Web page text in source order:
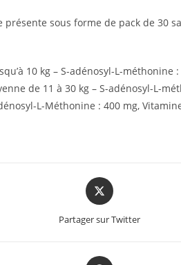
présente sous forme de pack de 30
10 kg – S-adénosyl-L-
de 11 à 30 kg – S-adénosyl-L-
L-Méthonine : 400 mg,
Partager sur Twitter